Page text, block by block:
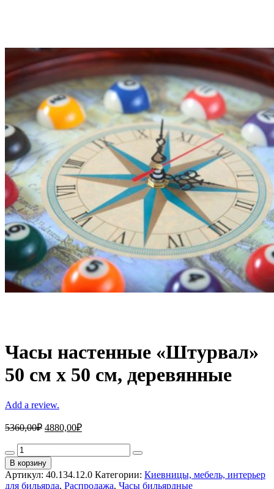
Часы настенные «Штурвал»
50 см х 50 см, деревянные
Add a review.
5360,00₽ 4880,00₽
Часы
настенные
«Штурвал»
50
В корзину
Артикул: 40.134.12.0 Категории: Киевницы, мебель, интерьер
для бильярда, Распродажа, Часы бильярдные